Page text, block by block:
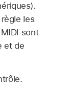
les
sont
et de